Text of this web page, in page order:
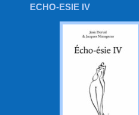
ECHO-ESIE IV